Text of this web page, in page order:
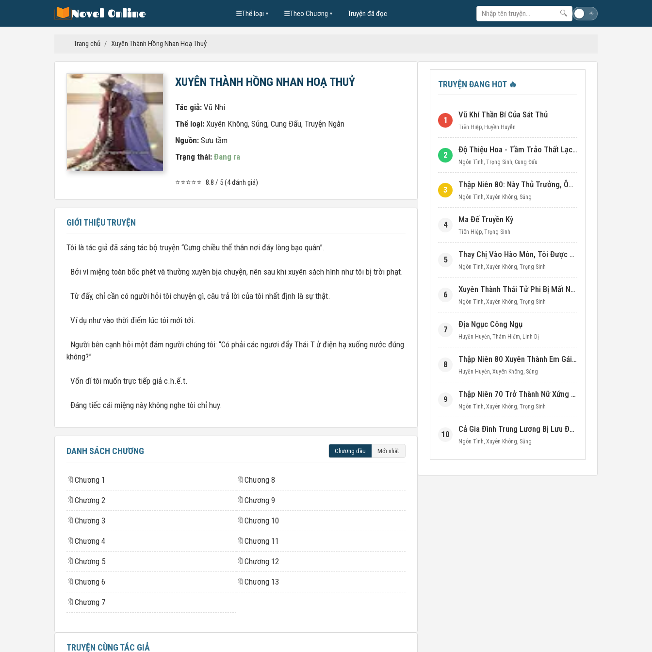
Novel Online ☰Thể loại ▼ ☰Theo Chương ▼ Truyện đã đọc 🔍 ☀
Trang chủ / Xuyên Thành Hồng Nhan Hoạ Thuỷ
XUYÊN THÀNH HỒNG NHAN HOẠ THUỶ
Tác giả: Vũ Nhi
Thể loại: Xuyên Không, Sủng, Cung Đấu, Truyện Ngắn
Nguồn: Sưu tầm
Trạng thái: Đang ra
⭐⭐⭐⭐⭐ 8.8 / 5 (4 đánh giá)
GIỚI THIỆU TRUYỆN
Tôi là tác giả đã sáng tác bộ truyện “Cưng chiều thế thân nơi đáy lòng bạo quân”.
Bởi vì miệng toàn bốc phét và thường xuyên bịa chuyện, nên sau khi xuyên sách hình như tôi bị trời phạt.
Từ đấy, chỉ cần có người hỏi tôi chuyện gì, câu trả lời của tôi nhất định là sự thật.
Ví dụ như vào thời điểm lúc tôi mới tới.
Người bên cạnh hỏi một đám người chúng tôi: “Có phải các ngươi đẩy Thái T.ử điện hạ xuống nước đúng
không?”
Vốn dĩ tôi muốn trực tiếp giả c.h.ế.t.
Đáng tiếc cái miệng này không nghe tôi chỉ huy.
DANH SÁCH CHƯƠNG Chương đầu Mới nhất
🔖 Chương 1
🔖 Chương 2
🔖 Chương 3
🔖 Chương 4
🔖 Chương 5
🔖 Chương 6
🔖 Chương 7
🔖 Chương 8
🔖 Chương 9
🔖 Chương 10
🔖 Chương 11
🔖 Chương 12
🔖 Chương 13
TRUYỆN CÙNG TÁC GIẢ
TRUYỆN ĐANG HOT 🔥
1
Vũ Khí Thần Bí Của Sát Thủ
Tiên Hiệp, Huyền Huyễn
2
Độ Thiệu Hoa - Tầm Trảo Thất Lạc Đích Ái Tình
Ngôn Tình, Trọng Sinh, Cung Đấu
3
Thập Niên 80: Này Thủ Trưởng, Ôm Một Cái Đi!
Ngôn Tình, Xuyên Không, Sủng
4
Ma Đế Truyền Kỳ
Tiên Hiệp, Trọng Sinh
5
Thay Chị Vào Hào Môn, Tôi Được Cưng Chiều Hết Mực (Thập Niên 90)
Ngôn Tình, Xuyên Không, Trọng Sinh
6
Xuyên Thành Thái Tử Phi Bị Mất Nước
Ngôn Tình, Xuyên Không, Trọng Sinh
7
Địa Ngục Công Ngụ
Huyền Huyễn, Thám Hiểm, Linh Dị
8
Thập Niên 80 Xuyên Thành Em Gái Học Bá
Huyền Huyễn, Xuyên Không, Sủng
9
Thập Niên 70 Trở Thành Nữ Xứng Nuôi Con Làm Giàu
Ngôn Tình, Xuyên Không, Trọng Sinh
10
Cả Gia Đình Trung Lương Bị Lưu Đày, Ta Mang Không Gian Cứu Cả Nhà
Ngôn Tình, Xuyên Không, Sủng